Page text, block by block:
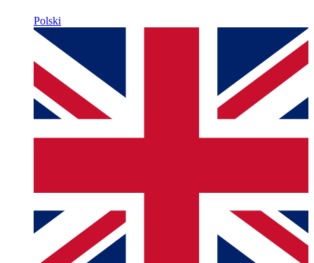
Polski